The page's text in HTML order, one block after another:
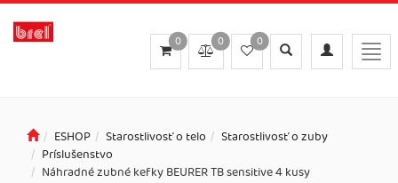
Toggle
navigation
Toggle
search
0
0
0
ESHOP Starostlivosť o telo
Starostlivosť o zuby
Príslušenstvo
Náhradné zubné kefky BEURER TB sensitive 4 kusy